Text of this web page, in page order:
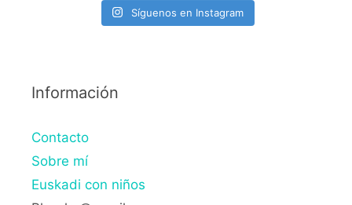
Síguenos en Instagram
Información
Contacto
Sobre mí
Euskadi con niños